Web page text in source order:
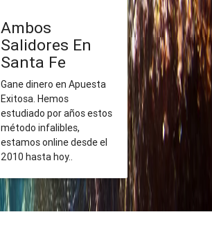
Ambos
Salidores En
Santa Fe
Gane dinero en Apuesta
Exitosa. Hemos
estudiado por años estos
método infalibles,
estamos online desde el
2010 hasta hoy..